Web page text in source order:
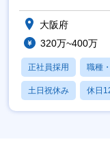
大阪府
320万~400万
正社員採用 職種
土日祝休み 休日
産休・育休あり